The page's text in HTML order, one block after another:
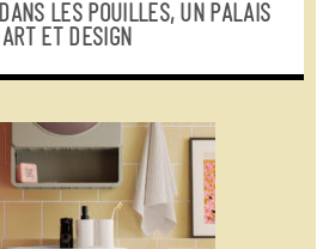
LES POUILLES, UN PALAIS
ET DESIGN